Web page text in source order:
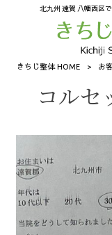
北九州 遠賀 八幡西区
きちじ整体 HOME > お
コルセ